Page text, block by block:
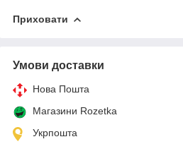
Приховати
Умови доставки
Нова Пошта
Магазини Rozetka
Укрпошта